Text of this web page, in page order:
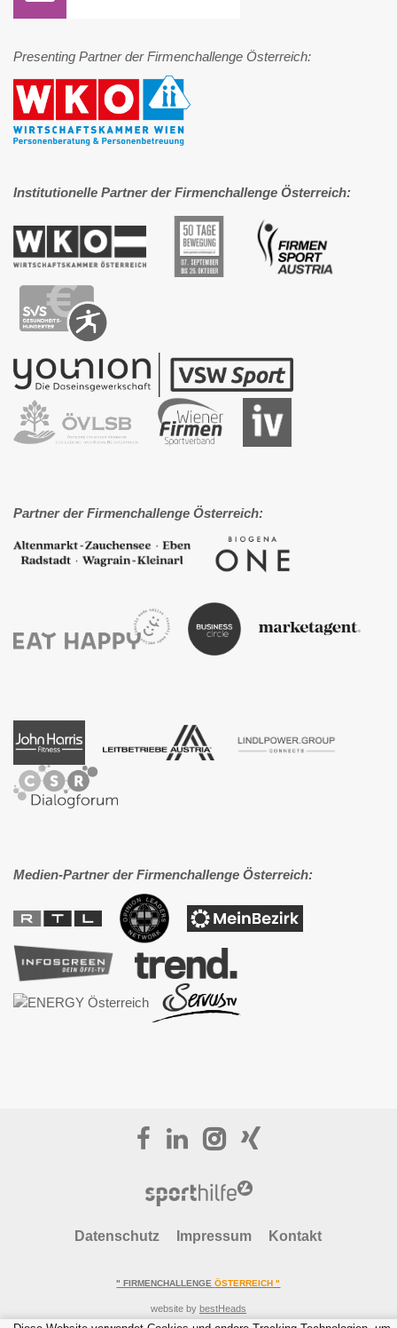
Presenting Partner der Firmenchallenge Österreich:
Institutionelle Partner der Firmenchallenge Österreich:
Partner der Firmenchallenge Österreich:
Medien-Partner der Firmenchallenge Österreich:
Datenschutz Impressum Kontakt
" FIRMENCHALLENGEÖSTERREICH "
website by bestHeads